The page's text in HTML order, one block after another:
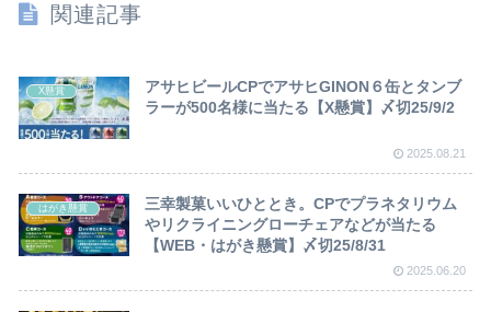
関連記事
X懸賞
アサヒビールCPでアサヒGINON６缶とタンブ
ラーが500名様に当たる【X懸賞】〆切25/9/2
2025.08.21
はがき懸賞
三幸製菓いいひととき。CPでプラネタリウム
やリクライニングローチェアなどが当たる
【WEB・はがき懸賞】〆切25/8/31
2025.06.20